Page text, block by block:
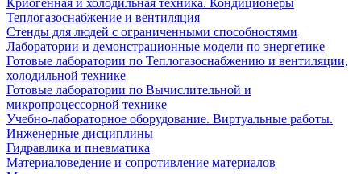
Криогенная и холодильная техника. Кондиционеры
Теплогазоснабжение и вентиляция
Стенды для людей с ограниченными способностями
Лаборатории и демонстрационные модели по энергетике
Готовые лаборатории по Теплогазоснабжению и вентиляции,
холодильной технике
Готовые лаборатории по Вычислительной и
микропроцессорной технике
Учебно-лабораторное оборудование. Виртуальные работы.
Инженерные дисциплины
Гидравлика и пневматика
Материаловедение и сопротивление материалов